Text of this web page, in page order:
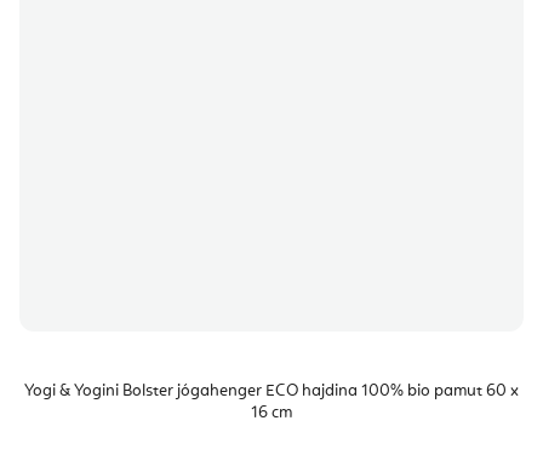
Yogi & Yogini Bolster jógahenger ECO hajdina 100% bio pamut 60 x
16 cm